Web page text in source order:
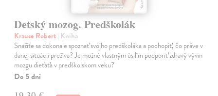
Detský mozog. Predškolák
Krause Robert| Kniha
Snažíte sa dokonale spoznať svojho predškoláka a pochopiť, čo práve v
danej situácii prežíva? Je možné vlastným úsilím podporiť zdravý vývin
mozgu dieťaťa v predškolskom veku?
Do 5 dní